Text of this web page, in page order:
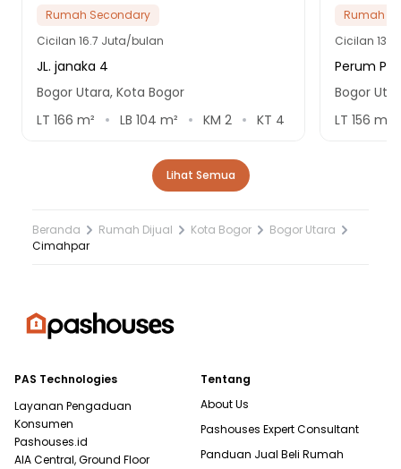
Rumah Secondary
Cicilan 16.7 Juta/bulan
JL. janaka 4
Bogor Utara, Kota Bogor
LT 166 m² LB 104 m² KM 2 KT 4
Rumah
Cicilan
Perum
Bogor
LT 156 m²
Lihat Semua
Beranda Rumah Dijual Kota Bogor
Bogor Utara
Cimahpar
PAS Technologies
Layanan Pengaduan
Konsumen
Pashouses.id
AIA Central, Ground Floor
Tentang
About Us
Pashouses Expert Consultant
Panduan Jual Beli Rumah